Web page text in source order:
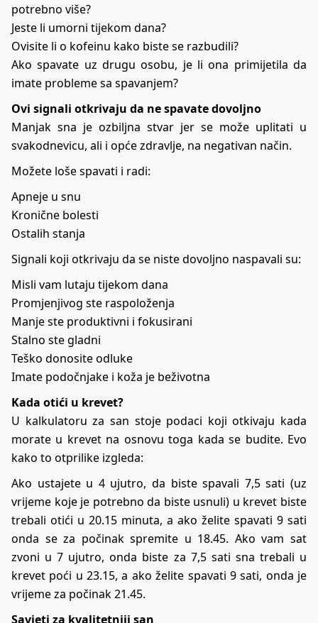
potrebno više?
Jeste li umorni tijekom dana?
Ovisite li o kofeinu kako biste se razbudili?
Ako spavate uz drugu osobu, je li ona primijetila da
imate probleme sa spavanjem?
Ovi signali otkrivaju da ne spavate dovoljno
Manjak sna je ozbiljna stvar jer se može uplitati u
svakodnevicu, ali i opće zdravlje, na negativan način.
Možete loše spavati i radi:
Apneje u snu
Kronične bolesti
Ostalih stanja
Signali koji otkrivaju da se niste dovoljno naspavali su:
Misli vam lutaju tijekom dana
Promjenjivog ste raspoloženja
Manje ste produktivni i fokusirani
Stalno ste gladni
Teško donosite odluke
Imate podočnjake i koža je beživotna
Kada otići u krevet?
U kalkulatoru za san stoje podaci koji otkivaju kada
morate u krevet na osnovu toga kada se budite. Evo
kako to otprilike izgleda:
Ako ustajete u 4 ujutro, da biste spavali 7,5 sati (uz
vrijeme koje je potrebno da biste usnuli) u krevet biste
trebali otići u 20.15 minuta, a ako želite spavati 9 sati
onda se za počinak spremite u 18.45. Ako vam sat
zvoni u 7 ujutro, onda biste za 7,5 sati sna trebali u
krevet poći u 23.15, a ako želite spavati 9 sati, onda je
vrijeme za počinak 21.45.
Savjeti za kvalitetniji san